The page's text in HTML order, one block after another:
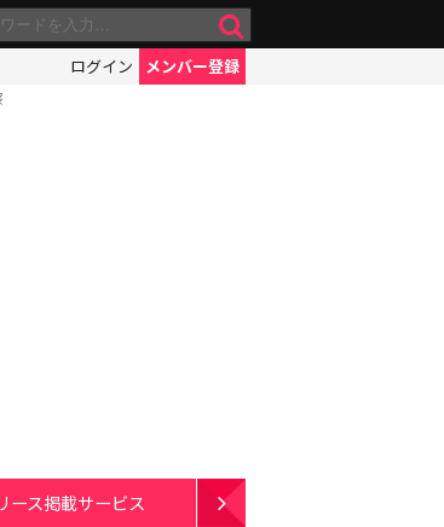
ログイン メンバー登録
ース掲載サービス